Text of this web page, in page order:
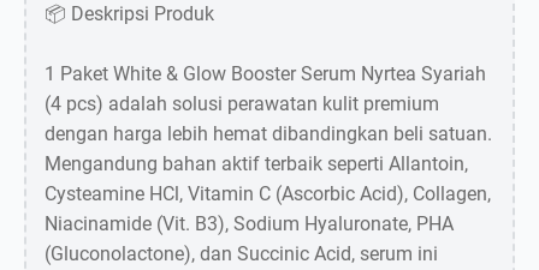
📦 Deskripsi Produk
1 Paket White & Glow Booster Serum Nyrtea Syariah
(4 pcs) adalah solusi perawatan kulit premium
dengan harga lebih hemat dibandingkan beli satuan.
Mengandung bahan aktif terbaik seperti Allantoin,
Cysteamine HCl, Vitamin C (Ascorbic Acid), Collagen,
Niacinamide (Vit. B3), Sodium Hyaluronate, PHA
(Gluconolactone), dan Succinic Acid, serum ini